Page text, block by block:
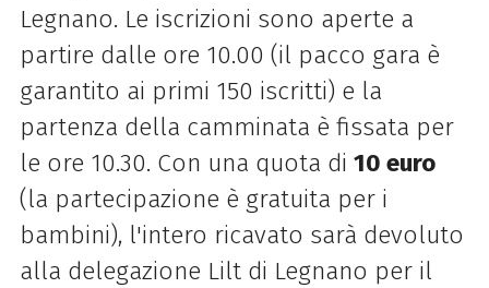
Legnano. Le iscrizioni sono aperte a
partire dalle ore 10.00 (il pacco gara è
garantito ai primi 150 iscritti) e la
partenza della camminata è fissata per
le ore 10.30. Con una quota di 10 euro
(la partecipazione è gratuita per i
bambini), l'intero ricavato sarà devoluto
alla delegazione Lilt di Legnano per il